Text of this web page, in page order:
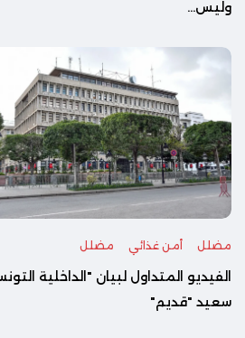
وليس...
مضلل أمن غذائي مضلل
الفيديو المتداول لبيان "الداخلية
سعيد "قديم"